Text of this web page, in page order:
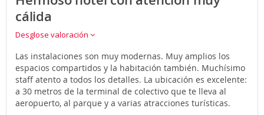
cálida
Desglose valoración
Las instalaciones son muy modernas. Muy amplios los
espacios compartidos y la habitación también. Muchísimo
staff atento a todos los detalles. La ubicación es excelente:
a 30 metros de la terminal de colectivo que te lleva al
aeropuerto, al parque y a varias atracciones turísticas.